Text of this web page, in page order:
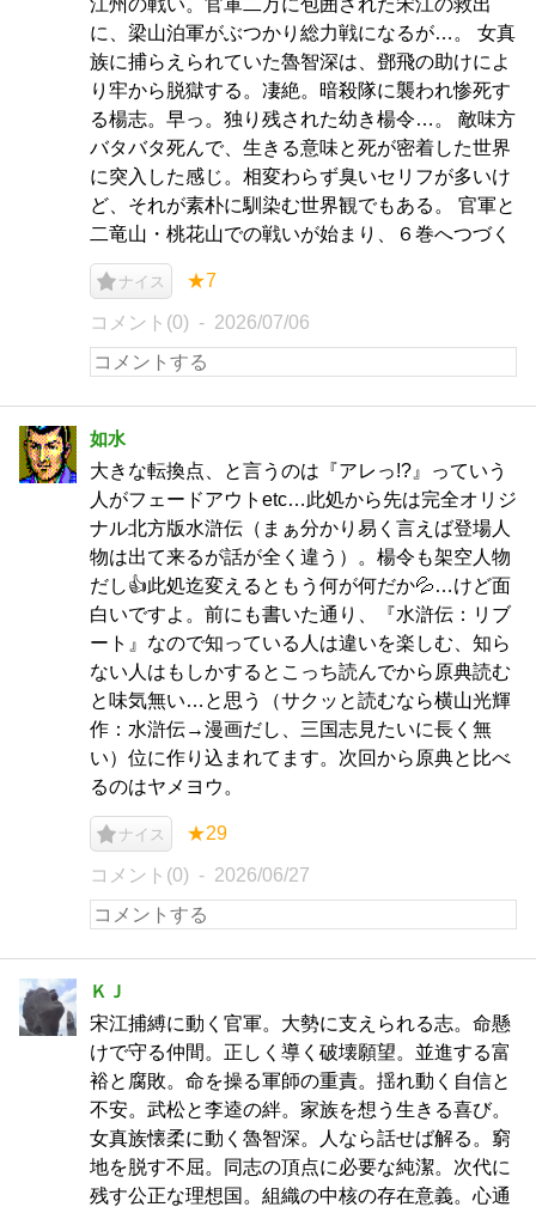
江州の戦い。官軍二万に包囲された宋江の救出
に、梁山泊軍がぶつかり総力戦になるが…。 女真
族に捕らえられていた魯智深は、鄧飛の助けによ
り牢から脱獄する。凄絶。暗殺隊に襲われ惨死す
る楊志。早っ。独り残された幼き楊令…。 敵味方
バタバタ死んで、生きる意味と死が密着した世界
に突入した感じ。相変わらず臭いセリフが多いけ
ど、それが素朴に馴染む世界観でもある。 官軍と
二竜山・桃花山での戦いが始まり、６巻へつづく
ナイス ★7
コメント(0) 2026/07/06
如水
大きな転換点、と言うのは『アレっ!?』っていう
人がフェードアウトetc…此処から先は完全オリジ
ナル北方版水滸伝（まぁ分かり易く言えば登場人
物は出て来るが話が全く違う）。楊令も架空人物
だし👍此処迄変えるともう何が何だか💦…けど面
白いですよ。前にも書いた通り、『水滸伝：リブ
ート』なので知っている人は違いを楽しむ、知ら
ない人はもしかするとこっち読んでから原典読む
と味気無い…と思う（サクッと読むなら横山光輝
作：水滸伝→漫画だし、三国志見たいに長く無
い）位に作り込まれてます。次回から原典と比べ
るのはヤメヨウ。
ナイス ★29
コメント(0) 2026/06/27
ＫＪ
宋江捕縛に動く官軍。大勢に支えられる志。命懸
けで守る仲間。正しく導く破壊願望。並進する富
裕と腐敗。命を操る軍師の重責。揺れ動く自信と
不安。武松と李逵の絆。家族を想う生きる喜び。
女真族懐柔に動く魯智深。人なら話せば解る。窮
地を脱す不屈。同志の頂点に必要な純潔。次代に
残す公正な理想国。組織の中核の存在意義。心通